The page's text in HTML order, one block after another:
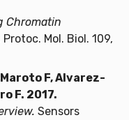
Chromatin
Protoc. Mol. Biol. 109,
F, Alvarez-
F. 2017.
Sensors